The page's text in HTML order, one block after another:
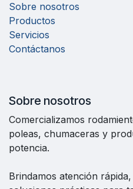
Sobre nosotros
Productos
Servicios
Contáctanos
Sobre nosotros
Comercializamos
poleas, chumaceras y
potencia.
Brindamos atención